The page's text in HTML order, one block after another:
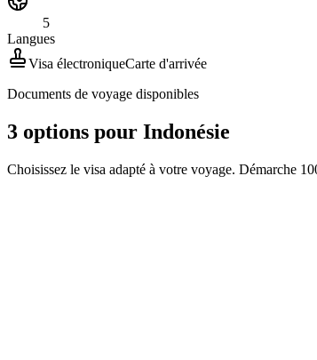
5
Langues
Visa électroniqueCarte d'arrivée
Documents de voyage disponibles
3 options pour Indonésie
Choisissez le visa adapté à votre voyage. Démarche